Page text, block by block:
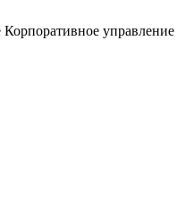
Корпоративное управление